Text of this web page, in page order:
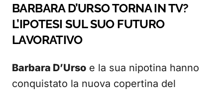
BARBARA D’URSO TORNA IN TV?
L’IPOTESI SUL SUO FUTURO
LAVORATIVO
Barbara D’Urso e la sua nipotina hanno
conquistato la nuova copertina del